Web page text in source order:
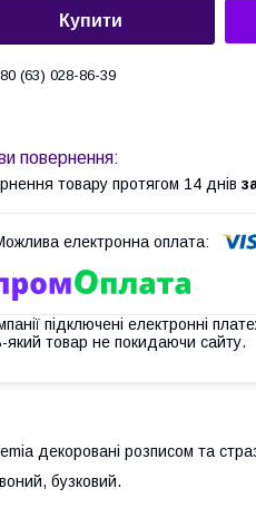
Купити
(63) 028-86-39
товару протягом 14 днів
підключені електронні
який товар не покидаючи сайту.
декоровані розписом та
бузковий.